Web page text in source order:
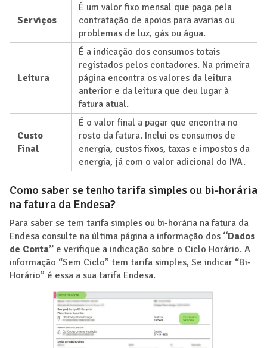
Serviços
É um valor fixo mensal que paga pela
contratação de apoios para avarias ou
problemas de luz, gás ou água.
Leitura
É a indicação dos consumos totais
registados pelos contadores. Na primeira
página encontra os valores da leitura
anterior e da leitura que deu lugar à
fatura atual.
Custo
Final
É o valor final a pagar que encontra no
rosto da fatura. Inclui os consumos de
energia, custos fixos, taxas e impostos da
energia, já com o valor adicional do IVA.
Como saber se tenho tarifa simples ou bi-horária
na fatura da Endesa?
Para saber se tem tarifa simples ou bi-horária na fatura da
Endesa consulte na última página a informação dos “Dados
de Conta” e verifique a indicação sobre o Ciclo Horário. A
informação “Sem Ciclo” tem tarifa simples, Se indicar “Bi-
Horário” é essa a sua tarifa Endesa.